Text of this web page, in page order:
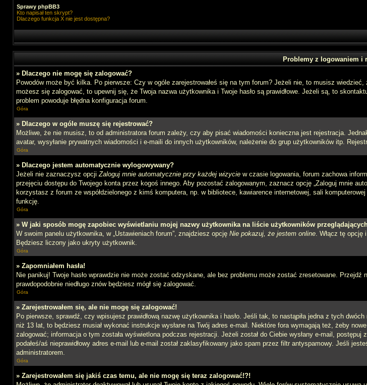
Sprawy phpBB3
Kto napisał ten skrypt?
Dlaczego funkcja X nie jest dostępna?
Problemy z logowaniem i
» Dlaczego nie mogę się zalogować?
Powodów może być kilka. Po pierwsze: Czy w ogóle zarejestrowałeś się na tym forum? Jeżeli nie, to musisz
możesz się zalogować, to upewnij się, że Twoja nazwa użytkownika i Twoje hasło są prawidłowe. Jeżeli są, to
problem powoduje błędna konfiguracja forum.
Góra
» Dlaczego w ogóle muszę się rejestrować?
Możliwe, że nie musisz, to od administratora forum zależy, czy aby pisać wiadomości konieczna jest rejestracja.
avatar, wysyłanie prywatnych wiadomości i e-maili do innych użytkowników, należenie do grup użytkowników itp.
Góra
» Dlaczego jestem automatycznie wylogowywany?
Jeżeli nie zaznaczysz opcjiZaloguj mnie automatycznie przy każdej wizycie w czasie logowania, forum zachowa
przejęciu dostępu do Twojego konta przez kogoś innego. Aby pozostać zalogowanym, zaznacz opcję „Zaloguj mnie
korzystasz z forum ze współdzielonego z kimś komputera, np. w bibliotece, kawiarence internetowej, sali
funkcję.
Góra
» W jaki sposób mogę zapobiec wyświetlaniu mojej nazwy użytkownika na liście użytkowników
W swoim panelu użytkownika, w „Ustawieniach forum”, znajdziesz opcję Nie pokazuj, że jestem online. Włącz tę opcję
Będziesz liczony jako ukryty użytkownik.
Góra
» Zapomniałem hasła!
Nie panikuj! Twoje hasło wprawdzie nie może zostać odzyskane, ale bez problemu może zostać zresetowane.
prawdopodobnie niedługo znów będziesz mógł się zalogować.
Góra
» Zarejestrowałem się, ale nie mogę się zalogować!
Po pierwsze, sprawdź, czy wpisujesz prawidłową nazwę użytkownika i hasło. Jeśli tak, to nastąpiła jedna z tych
niż 13 lat, to będziesz musiał wykonać instrukcje wysłane na Twój adres e-mail. Niektóre fora wymagają też, żeby
zalogować; informacja o tym została wyświetlona podczas rejestracji. Jeżeli został do Ciebie wysłany e-mail,
podałeś/aś nieprawidłowy adres e-mail lub e-mail został zaklasyfikowany jako spam przez filtr antyspamowy. Jeśli
administratorem.
Góra
» Zarejestrowałem się jakiś czas temu, ale nie mogę się teraz zalogować!?!